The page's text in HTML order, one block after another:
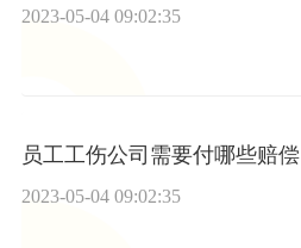
2023-05-04 09:02:35
员工工伤公司需要付哪些赔偿
2023-05-04 09:02:35